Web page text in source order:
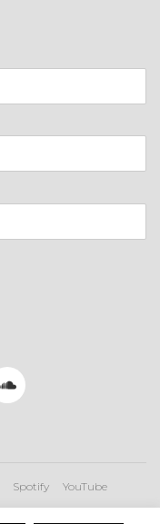
Spotify
YouTube